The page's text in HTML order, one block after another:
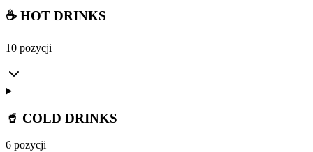
☕ HOT DRINKS
10 pozycji
🥤 COLD DRINKS
6 pozycji